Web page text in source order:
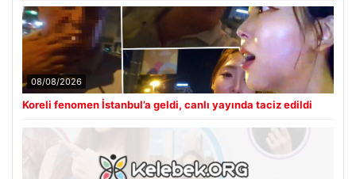
08/08/2026
Koreli fenomen İstanbul’a geldi, canlı yayında taciz edildi